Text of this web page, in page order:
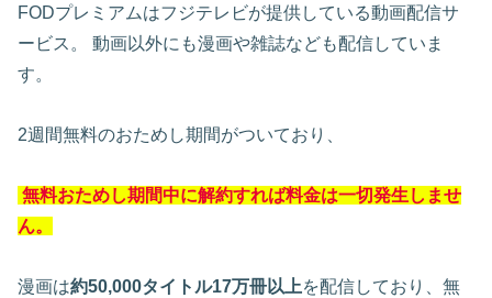
FODプレミアムはフジテレビが提供している動画配信サ
ービス。 動画以外にも漫画や雑誌なども配信していま
す。
2週間無料のおためし期間がついており、
無料おためし期間中に解約すれば料金は一切発生しませ
ん。
漫画は約50,000タイトル17万冊以上を配信しており、無